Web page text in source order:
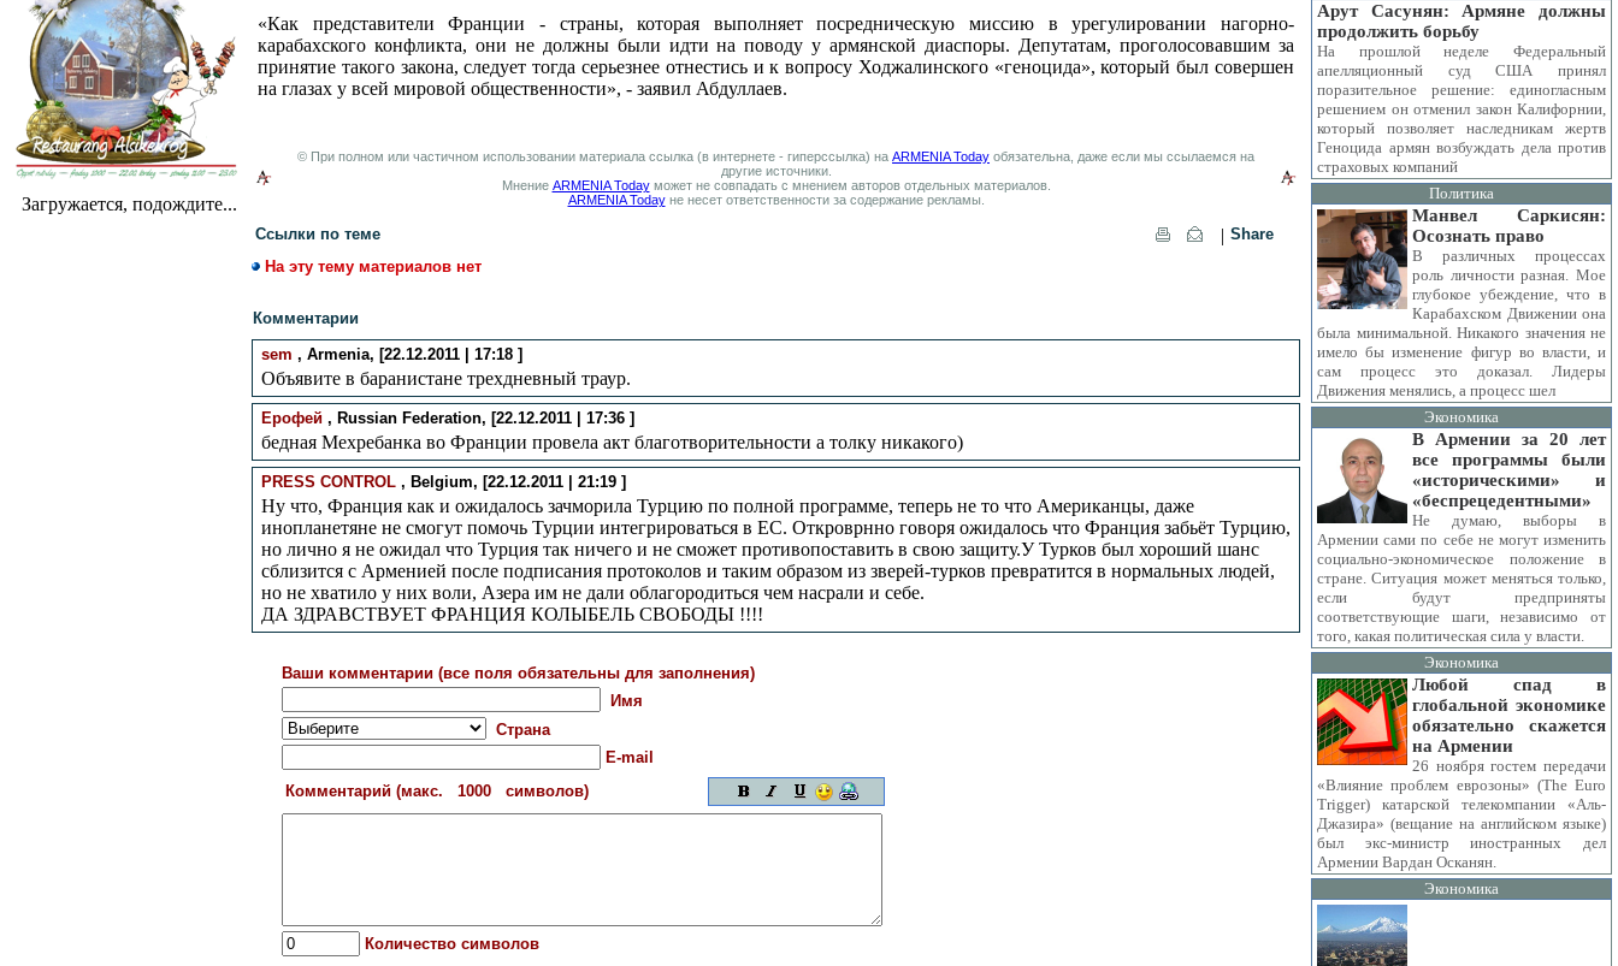
Загружается, подождите...
«Как представители Франции - страны, которая выполняет посредническую миссию в урегулировании нагорно-
карабахского конфликта, они не должны были идти на поводу у армянской диаспоры. Депутатам, проголосовавшим за
принятие такого закона, следует тогда серьезнее отнестись и к вопросу Ходжалинского «геноцида», который был совершен
на глазах у всей мировой общественности», - заявил Абдуллаев.
© При полном или частичном использовании материала ссылка (в интернете - гиперссылка) на ARMENIA Today обязательна, даже если мы ссылаемся на
другие источники.
Мнение ARMENIA Todayможет не совпадать с мнением авторов отдельных материалов.
ARMENIA Todayне несет ответственности за содержание рекламы.
Ссылки по теме Share
|
На эту тему материалов нет
Комментарии
sem , Armenia, [22.12.2011 | 17:18 ]
Объявите в баранистане трехдневный траур.
Ерофей , Russian Federation, [22.12.2011 | 17:36 ]
бедная Мехребанка во Франции провела акт благотворительности а толку никакого)
PRESS CONTROL , Belgium, [22.12.2011 | 21:19 ]
Ну что, Франция как и ожидалось зачморила Турцию по полной программе, теперь не то что Американцы, даже
инопланетяне не смогут помочь Турции интегрироваться в ЕС. Откроврнно говоря ожидалось что Франция забьёт Турцию,
но лично я не ожидал что Турция так ничего и не сможет противопоставить в свою защиту.У Турков был хороший шанс
сблизится с Арменией после подписания протоколов и таким образом из зверей-турков превратится в нормальных людей,
но не хватило у них воли, Азера им не дали облагородиться чем насрали и себе.
ДА ЗДРАВСТВУЕТ ФРАНЦИЯ КОЛЫБЕЛЬ СВОБОДЫ !!!!
Ваши комментарии (все поля обязательны для заполнения)
Имя
Страна
E-mail
Комментарий (макс. 1000 символов)
Количество символов
Арут Сасунян: Армяне должны
продолжить борьбу
На прошлой неделе Федеральный
апелляционный суд США принял
поразительное решение: единогласным
решением он отменил закон Калифорнии,
который позволяет наследникам жертв
Геноцида армян возбуждать дела против
страховых компаний
Политика
Манвел Саркисян:
Осознать право
В различных процессах
роль личности разная. Мое
глубокое убеждение, что в
Карабахском Движении она
была минимальной. Никакого значения не
имело бы изменение фигур во власти, и
сам процесс это доказал. Лидеры
Движения менялись, а процесс шел
Экономика
В Армении за 20 лет
все программы были
«историческими» и
«беспрецедентными»
Не думаю, выборы в
Армении сами по себе не могут изменить
социально-экономическое положение в
стране. Ситуация может меняться только,
если будут предприняты
соответствующие шаги, независимо от
того, какая политическая сила у власти.
Экономика
Любой спад в
глобальной экономике
обязательно скажется
на Армении
26 ноября гостем передачи
«Влияние проблем еврозоны» (The Euro
Trigger) катарской телекомпании «Аль-
Джазира» (вещание на английском языке)
был экс-министр иностранных дел
Армении Вардан Осканян.
Экономика